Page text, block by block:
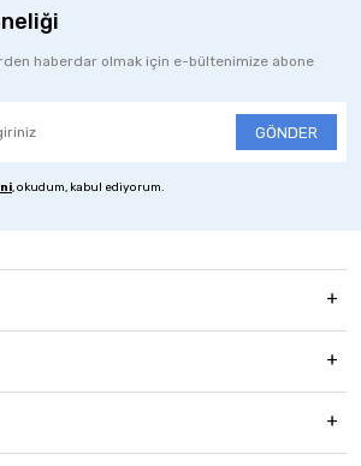
haberdar olmak için e-bültenimize abone
GÖNDER
, okudum, kabul ediyorum.